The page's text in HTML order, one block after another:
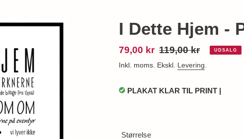
I Dette Hjem -
Udsalgspris
79,00 kr Normalpris
119,00 kr UDSALG
Inkl. moms. Ekskl. Levering.
PLAKAT KLAR TIL PRINT |
Størrelse